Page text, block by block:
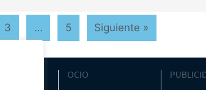
3 … 5 Siguiente »
OCIO